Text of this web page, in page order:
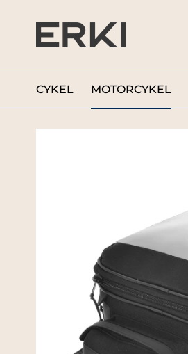
CYKEL MOTORCYKEL